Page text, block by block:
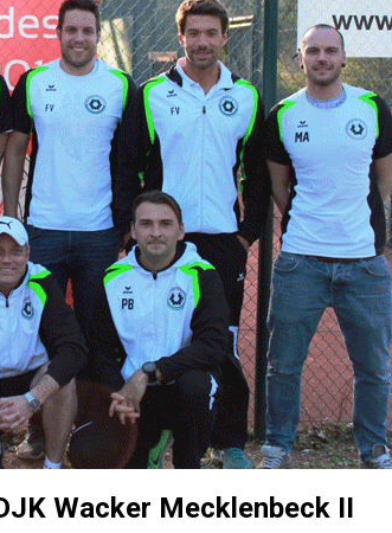
Wacker Mecklenbeck II